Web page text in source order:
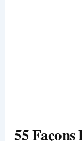
55 Façons